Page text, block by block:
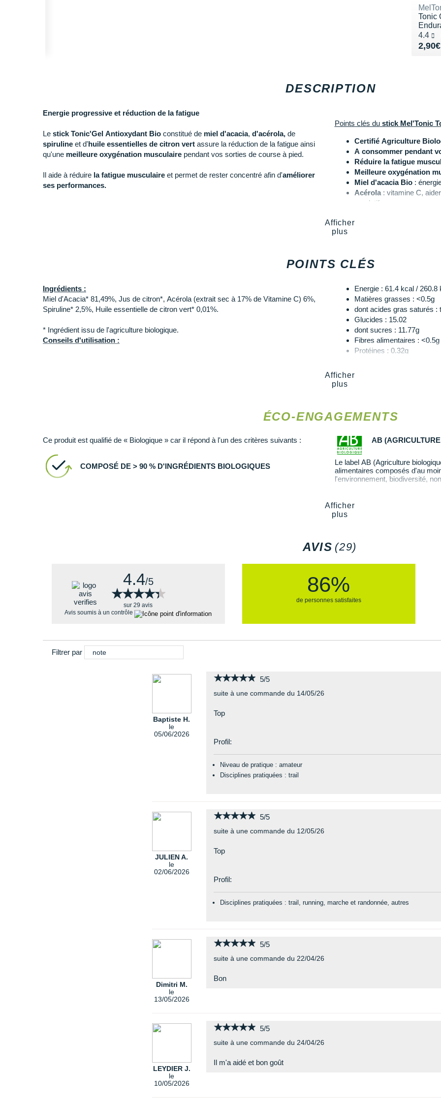
DESCRIPTION
Energie progressive et réduction de la fatigue
Le stick Tonic'Gel Antioxydant Bio constitué de miel d'acacia, d'acérola, de
spiruline et d'huile essentielles de citron vert assure la réduction de la fatigue ainsi
qu'une meilleure oxygénation musculaire pendant vos sorties de course à pied.
Il aide à réduire la fatigue musculaire et permet de rester concentré afin d'améliorer
ses performances.
Points clés dustick Mel'Tonic
Certifié Agriculture
A consommer pendant
Réduire la fatigue
Meilleure oxygénation
Miel d'acacia Bio:
Acérola: vitamine C,
oxydatif
Huiles essentielles de
Afficher
plus
POINTS CLÉS
Ingrédients :
Miel d'Acacia* 81,49%, Jus de citron*, Acérola (extrait sec à 17% de Vitamine C) 6%,
Spiruline* 2,5%, Huile essentielle de citron vert* 0,01%.
* Ingrédient issu de l'agriculture biologique.
Conseils d'utilisation :
Energie : 61.4 kcal / 260.8
Matières grasses : <0.5g
dont acides gras saturés :
Glucides : 15.02
dont sucres : 11.77g
Fibres alimentaires : <0.5g
Protéines : 0.32g
Afficher
plus
ÉCO-ENGAGEMENTS
Ce produit est qualifié de « Biologique » car il répond à l'un des critères suivants :
COMPOSÉ DE > 90 % D'INGRÉDIENTS BIOLOGIQUES
AB
Le label AB (Agriculture
alimentaires composés d'au
l'environnement, biodiversité,
Afficher
plus
AVIS (29)
4.4/5
★★★★★
★★★★★
sur 29 avis
Avis soumis à un contrôle
86%
de personnes satisfaites
Filtrer par note
Baptiste H.
le
05/06/2026
★★★★★
★★★★★ 5/5
suite à une commande du 14/05/26
Top
Profil:
Niveau de pratique : amateur
Disciplines pratiquées : trail
JULIEN A.
le
02/06/2026
★★★★★
★★★★★ 5/5
suite à une commande du 12/05/26
Top
Profil:
Disciplines pratiquées : trail, running, marche et randonnée, autres
Dimitri M.
le
13/05/2026
★★★★★
★★★★★ 5/5
suite à une commande du 22/04/26
Bon
LEYDIER J.
le
10/05/2026
★★★★★
★★★★★ 5/5
suite à une commande du 24/04/26
Il m'a aidé et bon goût
Tonic
4.4
Noté
2,90€